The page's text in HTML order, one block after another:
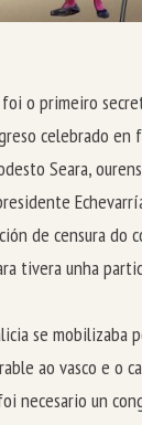
foi o primeiro
celebrado en
Seara,
de censura do
tivera unha
se mobilizaba
ao vasco e o
necesario un